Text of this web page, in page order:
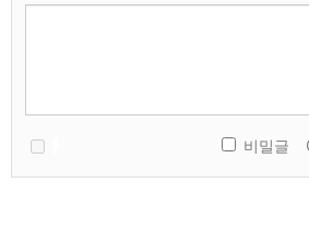
비밀글